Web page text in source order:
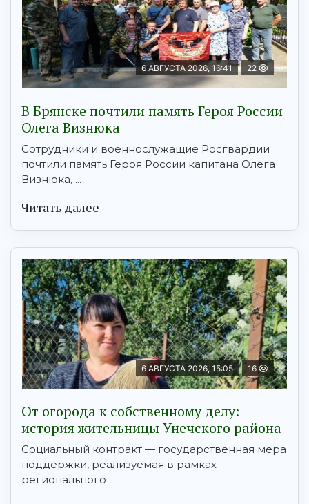
6 АВГУСТА 2026, 16:41 22
В Брянске почтили память Героя России
Олега Визнюка
Сотрудники и военнослужащие Росгвардии
почтили память Героя России капитана Олега
Визнюка, ...
Читать далее
6 АВГУСТА 2026, 15:05 16
От огорода к собственному делу:
история жительницы Унечского района
Социальный контракт — государственная мера
поддержки, реализуемая в рамках
регионального ...